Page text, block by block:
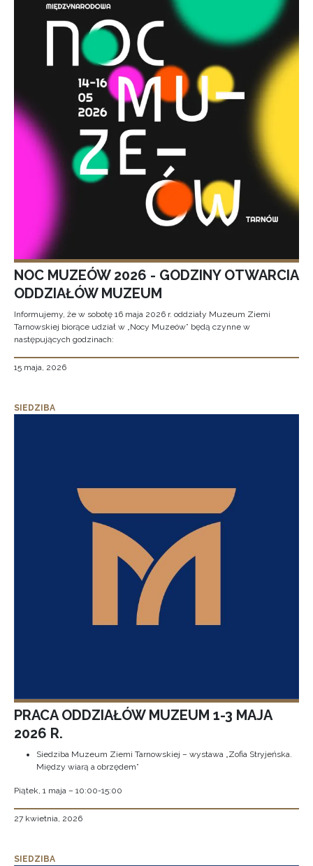
NOC MUZEÓW 2026 - GODZINY OTWARCIA
ODDZIAŁÓW MUZEUM
Informujemy, że w sobotę 16 maja 2026 r. oddziały Muzeum Ziemi
Tarnowskiej biorące udział w „Nocy Muzeów” będą czynne w
następujących godzinach:
15 maja, 2026
SIEDZIBA
PRACA ODDZIAŁÓW MUZEUM 1-3 MAJA
2026 R.
Siedziba Muzeum Ziemi Tarnowskiej – wystawa „Zofia Stryjeńska.
Między wiarą a obrzędem”
Piątek, 1 maja – 10:00-15:00
27 kwietnia, 2026
SIEDZIBA